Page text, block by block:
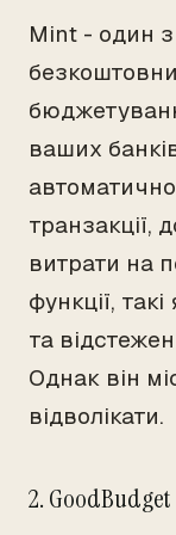
Mint - один
ваших
транзакції,
витрати на
функції,
та
Однак він
відволікати.
2. GoodBudget